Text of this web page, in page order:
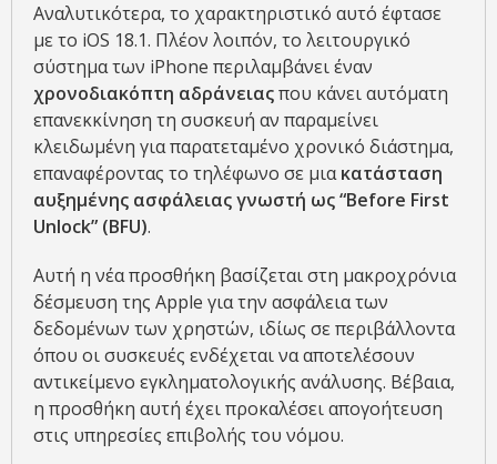
Αναλυτικότερα, το χαρακτηριστικό αυτό έφτασε
με το iOS 18.1. Πλέον λοιπόν, το λειτουργικό
σύστημα των iPhone περιλαμβάνει έναν
χρονοδιακόπτη αδράνειαςπου κάνει αυτόματη
επανεκκίνηση τη συσκευή αν παραμείνει
κλειδωμένη για παρατεταμένο χρονικό διάστημα,
επαναφέροντας το τηλέφωνο σε μιακατάσταση
αυξημένης ασφάλειας γνωστή ως “Before First
Unlock” (BFU).
Αυτή η νέα προσθήκη βασίζεται στη μακροχρόνια
δέσμευση της Apple για την ασφάλεια των
δεδομένων των χρηστών, ιδίως σε περιβάλλοντα
όπου οι συσκευές ενδέχεται να αποτελέσουν
αντικείμενο εγκληματολογικής ανάλυσης. Βέβαια,
η προσθήκη αυτή έχει προκαλέσει απογοήτευση
στις υπηρεσίες επιβολής του νόμου.